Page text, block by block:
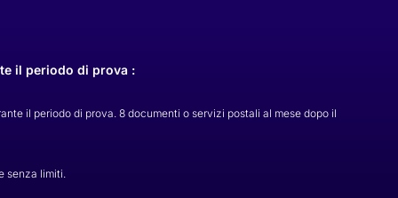
il periodo di prova :
il periodo di prova. 8 documenti o servizi postali al mese dopo il
senza limiti.